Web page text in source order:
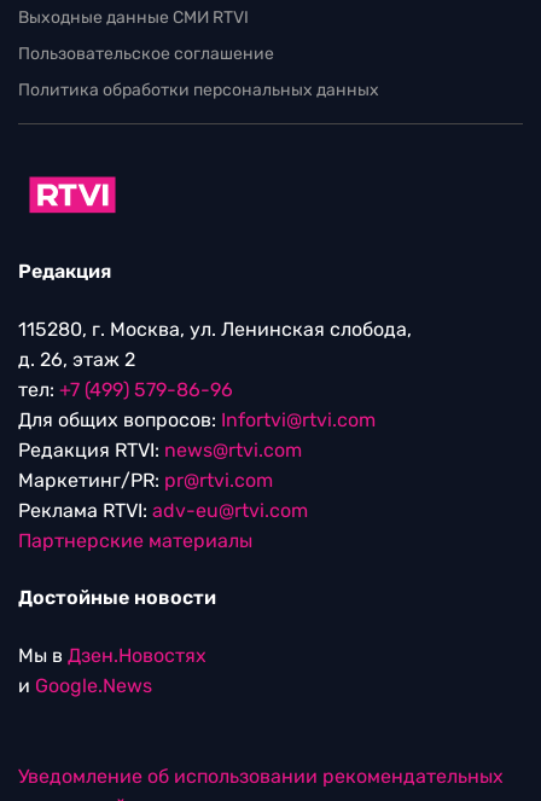
Выходные данные СМИ RTVI
Пользовательское соглашение
Политика обработки персональных данных
Редакция
115280, г. Москва, ул. Ленинская слобода,
д. 26, этаж 2
тел: +7 (499) 579-86-96
Для общих вопросов: Infortvi@rtvi.com
Редакция RTVI: news@rtvi.com
Маркетинг/PR: pr@rtvi.com
Реклама RTVI: adv-eu@rtvi.com
Партнерские материалы
Достойные новости
Мы в Дзен.Новостях
и Google.News
Уведомление об использовании рекомендательных